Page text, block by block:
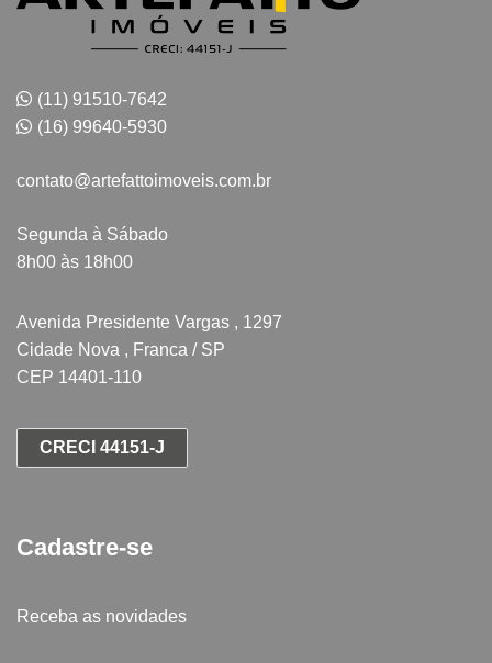
(11) 91510-7642
(16) 99640-5930
contato@artefattoimoveis.com.br
Segunda à Sábado
8h00 às 18h00
Avenida Presidente Vargas , 1297
Cidade Nova , Franca / SP
CEP 14401-110
CRECI 44151-J
Cadastre-se
Receba as novidades